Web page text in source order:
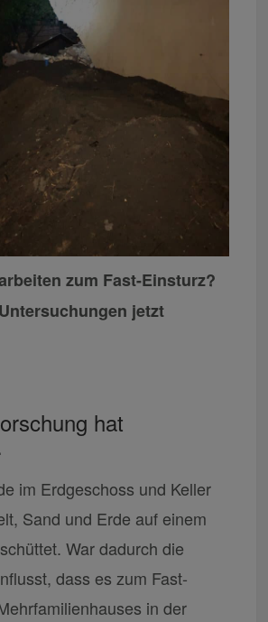
zum Fast-Einsturz?
jetzt
hat
im Erdgeschoss und Keller
Sand und Erde auf einem
War dadurch die
dass es zum Fast-
in der